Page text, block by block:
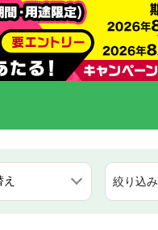
絞り込み